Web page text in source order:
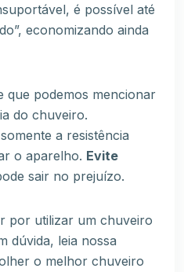
é possível até
economizando ainda
que podemos mencionar
do chuveiro.
a resistência
o aparelho. Evite
sair no prejuízo.
por utilizar um chuveiro
dúvida, leia nossa
o melhor chuveiro